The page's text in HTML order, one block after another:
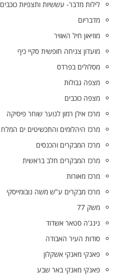
לילות מדבר- עששיות ותצפיות כוכבים
מדבריום
מוזיאון חיל האוויר
מועדון צניחה חופשית סקיי כיף
מסלולים בפרדס
מצפה גבולות
מצפה כוכבים
מרכז אילן רמון לנוער שוחר פיסיקה
מרכז היהלומים והתכשיטים ים המלח
מרכז המבקרים והכנסים
מרכז המבקרים חלב בראשית
מרכז מאורות
מרכז מבקרים ע"ש משה נובומייסקי
משק 77
נינג'ה סטאר אשדוד
סודות העיר האבודה
פאנקי מאנקי אשקלון
פאנקי מאנקי באר שבע